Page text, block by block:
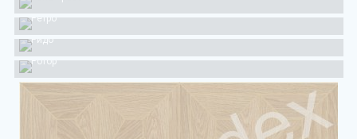
Ретро
Ридо
Ротор